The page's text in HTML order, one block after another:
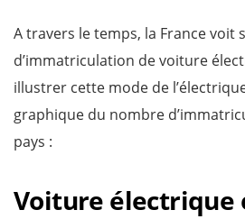
A travers le temps, la France voit
d’immatriculation de voiture
illustrer cette mode de
graphique du nombre
pays :
Voiture électrique